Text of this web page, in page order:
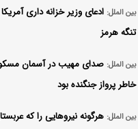
بین الملل: ادعای وزیر خزانه داری آمریکا
تنگه هرمز
بین الملل: صدای مهیب در آسمان
خاطر پرواز جنگنده بود
بین الملل: هرگونه نیروهایی را که